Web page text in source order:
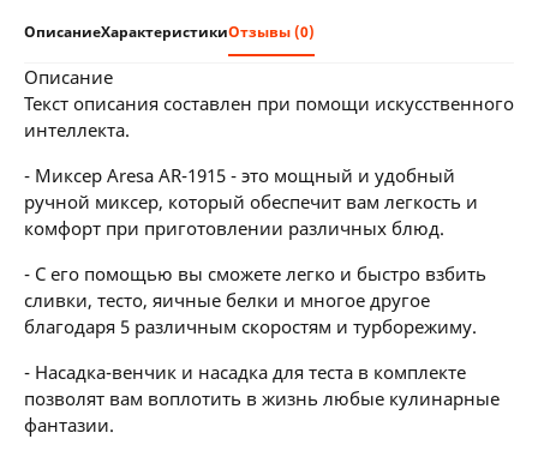
ОписаниеХарактеристикиОтзывы (0)
описание
Текст описания составлен при помощи искусственного
интеллекта.
- Миксер Aresa AR-1915 - это мощный и удобный
ручной миксер, который обеспечит вам легкость и
комфорт при приготовлении различных блюд.
- С его помощью вы сможете легко и быстро взбить
сливки, тесто, яичные белки и многое другое
благодаря 5 различным скоростям и турборежиму.
- Насадка-венчик и насадка для теста в комплекте
позволят вам воплотить в жизнь любые кулинарные
фантазии.